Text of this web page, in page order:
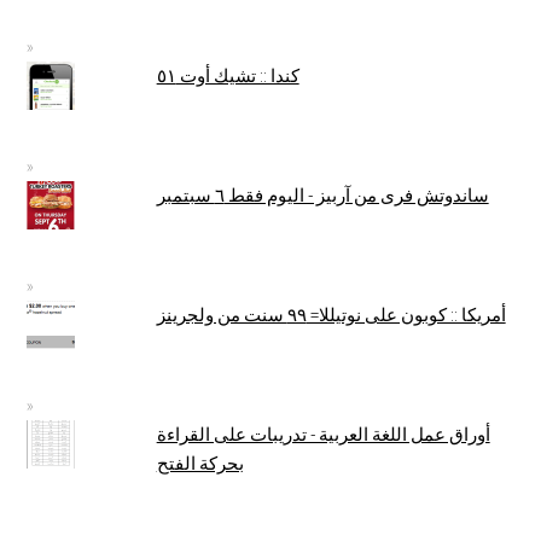
كندا :: تشيك أوت ٥١
ساندوتش فرى من آربيز - اليوم فقط ٦ سبتمبر
أمريكا :: كوبون على نوتيللا= ٩٩ سنت من ولجرينز
أوراق عمل اللغة العربية - تدريبات على القراءة
بحركة الفتح